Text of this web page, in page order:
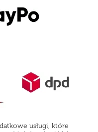
usługi, które